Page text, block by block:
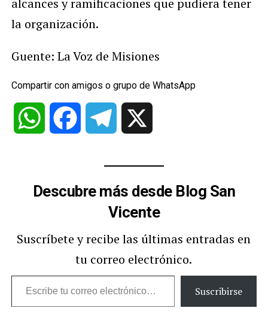
alcances y ramificaciones que pudiera tener
la organización.
Guente: La Voz de Misiones
Compartir con amigos o grupo de WhatsApp
WhatsApp Facebook Telegram
Descubre más desde Blog San
Vicente
Suscríbete y recibe las últimas entradas en
tu correo electrónico.
Escribe
tu
Suscribirse